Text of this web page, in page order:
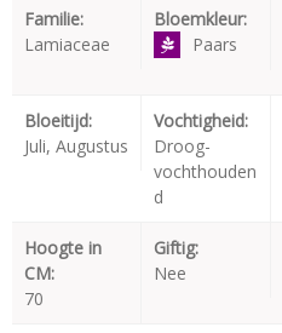
Familie:
Lamiaceae
Bloemkleur:
Paars
Bloeitijd:
Juli, Augustus
Vochtigheid:
Droog-
vochthouden
d
Hoogte in
CM:
70
Giftig:
Nee